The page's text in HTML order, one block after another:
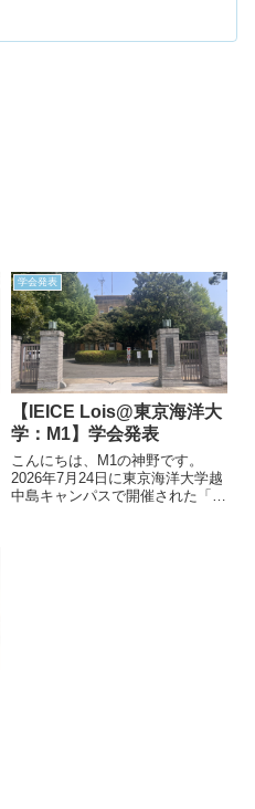
学会発表
【IEICE Lois@東京海洋大
学：M1】学会発表
こんにちは、M1の神野です。
2026年7月24日に東京海洋大学越
中島キャンパスで開催された「ラ